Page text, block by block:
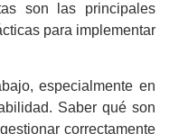
son las principales
para implementar
especialmente en
Saber qué son
correctamente